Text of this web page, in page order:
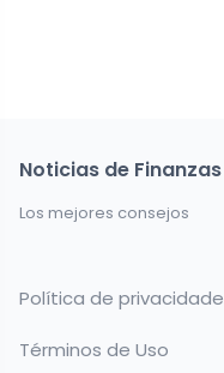
Noticias de Finanzas
Los mejores consejos
Política de privacidade
Términos de Uso